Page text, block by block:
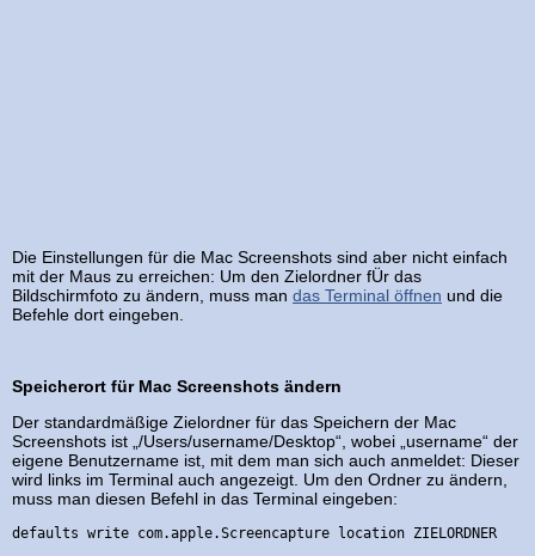
Die Einstellungen für die Mac Screenshots sind aber nicht einfach
mit der Maus zu erreichen: Um den Zielordner fÜr das
Bildschirmfoto zu ändern, muss man das Terminal öffnen und die
Befehle dort eingeben.
Speicherort für Mac Screenshots ändern
Der standardmäßige Zielordner für das Speichern der Mac
Screenshots ist „/Users/username/Desktop“, wobei „username“ der
eigene Benutzername ist, mit dem man sich auch anmeldet: Dieser
wird links im Terminal auch angezeigt. Um den Ordner zu ändern,
muss man diesen Befehl in das Terminal eingeben:
defaults write com.apple.Screencapture location ZIELORDNER